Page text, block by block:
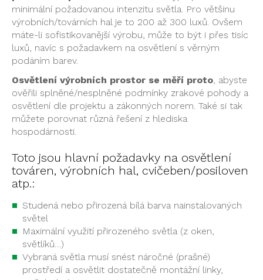
minimální požadovanou intenzitu světla. Pro většinu
výrobních/továrních hal je to 200 až 300 luxů. Ovšem
máte-li sofistikovanější výrobu, může to být i přes tisíc
luxů, navíc s požadavkem na osvětlení s věrným
podáním barev.
Osvětlení výrobních prostor se měří proto, abyste
ověřili splněné/nesplněné podmínky zrakové pohody a
osvětlení dle projektu a zákonných norem. Také si tak
můžete porovnat různá řešení z hlediska
hospodárnosti.
Toto jsou hlavní požadavky na osvětlení
továren, výrobních hal, cvičeben/posiloven
atp.:
Studená nebo přirozená bílá barva nainstalovaných
světel
Maximální využití přirozeného světla (z oken,
světlíků…)
Vybraná světla musí snést náročné (prašné)
prostředí a osvětlit dostatečně montážní linky,